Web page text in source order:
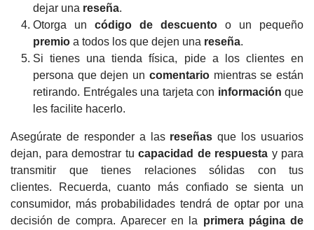
dejar una reseña.
Otorga un código de descuento o un pequeño
premio a todos los que dejen una reseña.
Si tienes una tienda física, pide a los clientes en
persona que dejen un comentariomientras se están
retirando. Entrégales una tarjeta con información que
les facilite hacerlo.
Asegúrate de responder a las reseñas que los usuarios
dejan, para demostrar tu capacidad de respuesta y para
transmitir que tienes relaciones sólidas con tus
clientes.
Recuerda, cuanto más confiado se sienta un
consumidor, más probabilidades tendrá de optar por una
decisión de compra. Aparecer en la primera página de